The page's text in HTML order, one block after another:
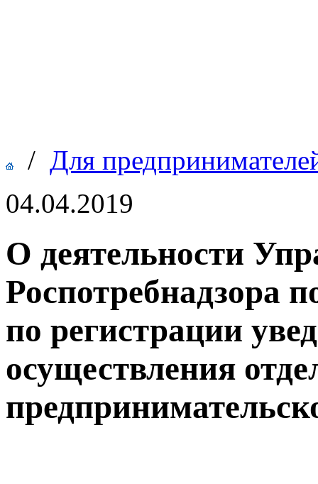
/ Для
04.04.2019
О деятельности
Роспотребнадзора
по регистрации
осуществления